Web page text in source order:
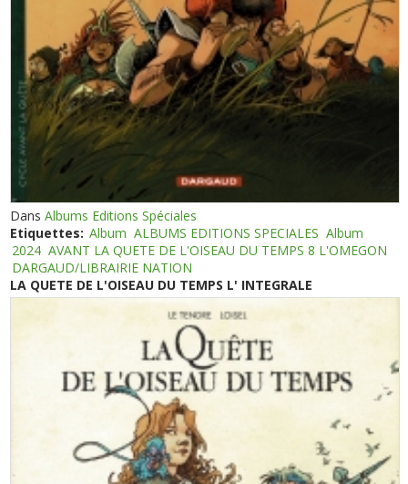
DansAlbums Editions Spéciales
Etiquettes: Album ALBUMS EDITIONS SPECIALES Album
2024 AVANT LA QUETE DE L'OISEAU DU TEMPS 8 L'OMEGON
DARGAUD/LIBRAIRIE NATION
LA QUETE DE L'OISEAU DU TEMPS L' INTEGRALE